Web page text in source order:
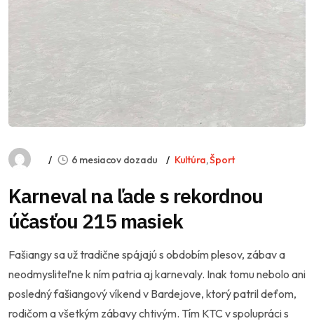
6 mesiacov dozadu Kultúra,Šport
Karneval na ľade s rekordnou
účasťou 215 masiek
Fašiangy sa už tradične spájajú s obdobím plesov, zábav a
neodmysliteľne k ním patria aj karnevaly. Inak tomu nebolo ani
posledný fašiangový víkend v Bardejove, ktorý patril deťom,
rodičom a všetkým zábavy chtivým. Tím KTC v spolupráci s